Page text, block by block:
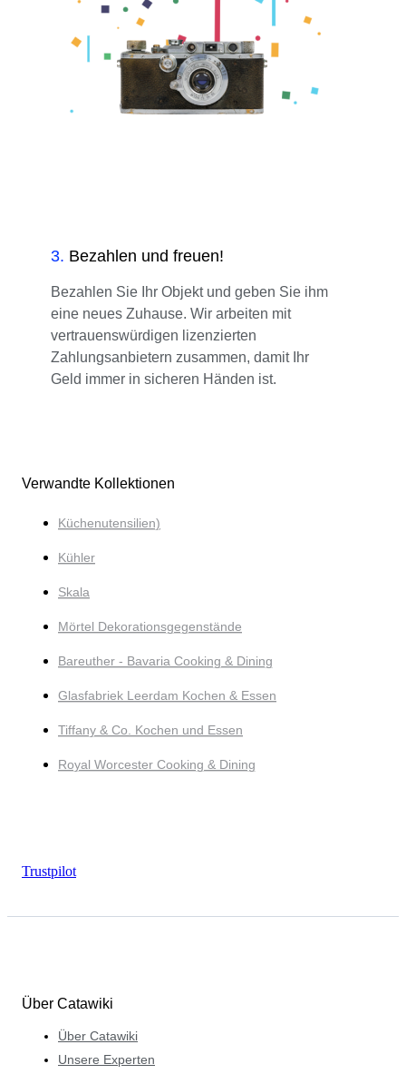
3. Bezahlen und freuen!
Bezahlen Sie Ihr Objekt und geben Sie ihm
eine neues Zuhause. Wir arbeiten mit
vertrauenswürdigen lizenzierten
Zahlungsanbietern zusammen, damit Ihr
Geld immer in sicheren Händen ist.
Verwandte Kollektionen
Küchenutensilien)
Kühler
Skala
Mörtel Dekorationsgegenstände
Bareuther - Bavaria Cooking & Dining
Glasfabriek Leerdam Kochen & Essen
Tiffany & Co. Kochen und Essen
Royal Worcester Cooking & Dining
Trustpilot
Über Catawiki
Über Catawiki
Unsere Experten